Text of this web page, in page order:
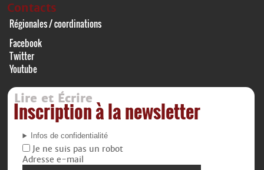
Contacts
Régionales / coordinations
Facebook
Twitter
Youtube
Lire et Écrire
Inscription à la newsletter
Infos de confidentialité
Je ne suis pas un robot
Adresse e-mail